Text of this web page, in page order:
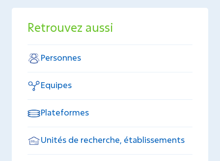
Retrouvez aussi
Personnes
Equipes
Plateformes
Unités de recherche, établissements